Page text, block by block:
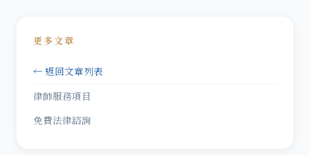
更多文章
← 返回文章列表
律師服務項目
免費法律諮詢